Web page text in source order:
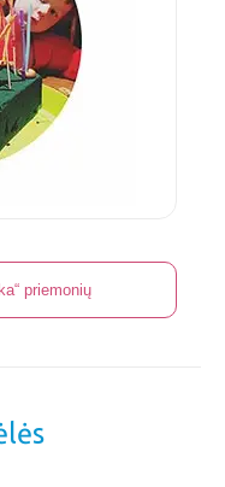
priemonių